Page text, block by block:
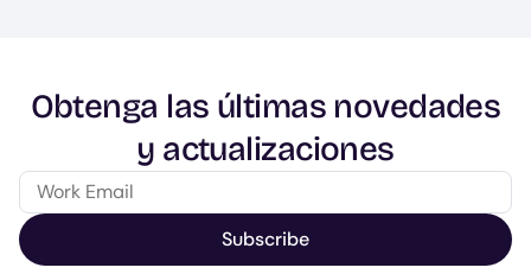
Obtenga las últimas novedades
y actualizaciones
Subscribe